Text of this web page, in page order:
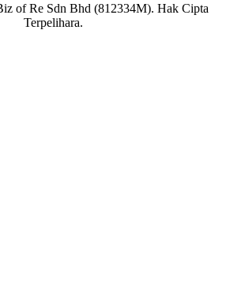
of Re Sdn Bhd (812334M). Hak Cipta
Terpelihara.